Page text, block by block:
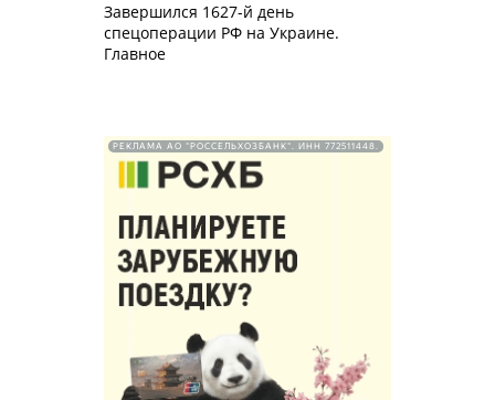
Завершился 1627-й день
спецоперации РФ на Украине.
Главное
РЕКЛАМА АО "РОССЕЛЬХОЗБАНК". ИНН 772511448.